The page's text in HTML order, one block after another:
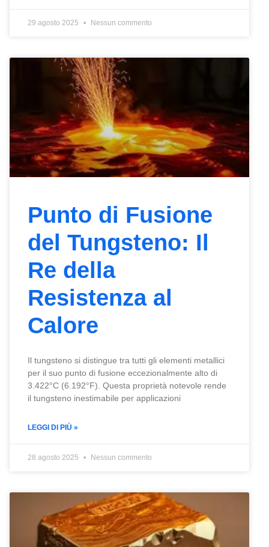
29 agosto 2025 Nessun commento
Punto di Fusione
del Tungsteno: Il
Re della
Resistenza al
Calore
Il tungsteno si distingue tra tutti gli elementi metallici
per il suo punto di fusione eccezionalmente alto di
3.422°C (6.192°F). Questa proprietà notevole rende
il tungsteno inestimabile per applicazioni
LEGGI DI PIÙ »
28 agosto 2025 Nessun commento